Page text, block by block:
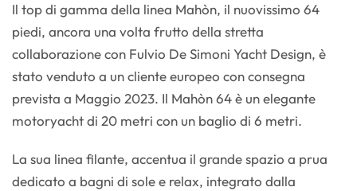
Il top di gamma della linea Mahòn, il nuovissimo 64
piedi, ancora una volta frutto della stretta
collaborazione con Fulvio De Simoni Yacht Design, è
stato venduto a un cliente europeo con consegna
prevista a Maggio 2023. Il Mahòn 64 è un elegante
motoryacht di 20 metri con un baglio di 6 metri.
La sua linea filante, accentua il grande spazio a prua
dedicato a bagni di sole e relax, integrato dalla